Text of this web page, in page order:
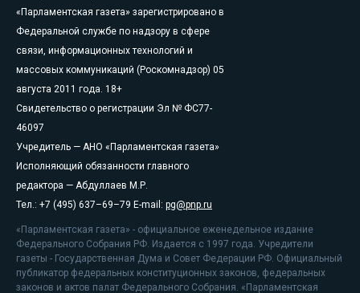
«Парламентская газета» зарегистрировано в
Федеральной службе по надзору в сфере
связи, информационных технологий и
массовых коммуникаций (Роскомнадзор) 05
августа 2011 года. 18+
Свидетельство о регистрации Эл № ФС77-
46097
Учредитель — АНО «Парламентская газета»
Исполняющий обязанности главного
редактора — Абдуллаев М.Р.
Тел.: +7 (495) 637–69–79 E-mail: pg@pnp.ru
«Парламентская газета» - официальное еженедельное издание
Федерального Собрания РФ. Издается с 1997 года. Учредители
газеты - Государственная Дума и Совет Федерации РФ. Официальный
публикатор федеральных конституционных законов, федеральных
законов и актов палат Федерального Собрания. «Парламентская